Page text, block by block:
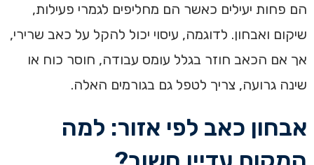
הם פחות יעילים כאשר הם מחליפים לגמרי פעילות,
שיקום ואבחון. לדוגמה, עיסוי יכול להקל על כאב שרירי,
אך אם הכאב חוזר בגלל עומס עבודה, חוסר כוח או
שינה גרועה, צריך לטפל גם בגורמים האלה.
אבחון כאב לפי אזור: למה